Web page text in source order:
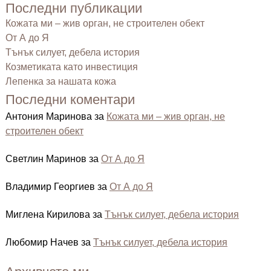
Последни публикации
Кожата ми – жив орган, не строителен обект
От А до Я
Тънък силует, дебела история
Козметиката като инвестиция
Лепенка за нашата кожа
Последни коментари
Антония Маринова за Кожата ми – жив орган, не
строителен обект
Светлин Маринов за От А до Я
Владимир Георгиев за От А до Я
Миглена Кирилова за Тънък силует, дебела история
Любомир Начев за Тънък силует, дебела история